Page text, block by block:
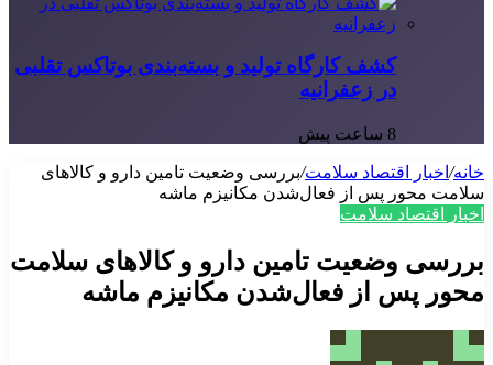
کشف کارگاه تولید و بسته‌بندی بوتاکس تقلبی
در زعفرانیه
8 ساعت پیش
خانه/ اخبار اقتصاد سلامت/بررسی وضعیت تامین دارو و کالاهای
سلامت محور پس از فعال‌شدن مکانیزم ماشه
اخبار اقتصاد سلامت
بررسی وضعیت تامین دارو و کالاهای سلامت
محور پس از فعال‌شدن مکانیزم ماشه